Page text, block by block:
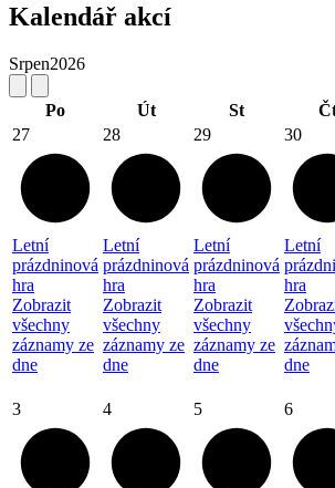
Kalendář akcí
Srpen2026
Po Út St
27
Letní
prázdninová
hra
Zobrazit
všechny
záznamy ze
dne
28
Letní
prázdninová
hra
Zobrazit
všechny
záznamy ze
dne
29
Letní
prázdninová
hra
Zobrazit
všechny
záznamy ze
dne
30
Letní
hra
dne
3 4 5 6